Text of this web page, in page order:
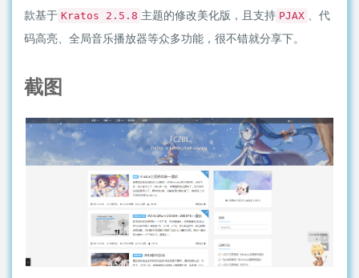
款基于 Kratos 2.5.8 主题的修改美化版，且支持 PJAX 、代
码高亮、全局音乐播放器等众多功能，很不错就分享下。
截图